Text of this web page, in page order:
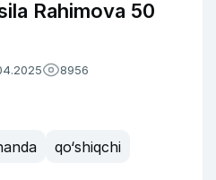
Rahimova 50
8956
qo‘shiqchi